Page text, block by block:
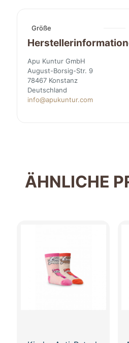
Größe
Apu Kuntur GmbH
August-Borsig-Str. 9
78467 Konstanz
Deutschland
info@apukuntur.com
ÄHNLICHE